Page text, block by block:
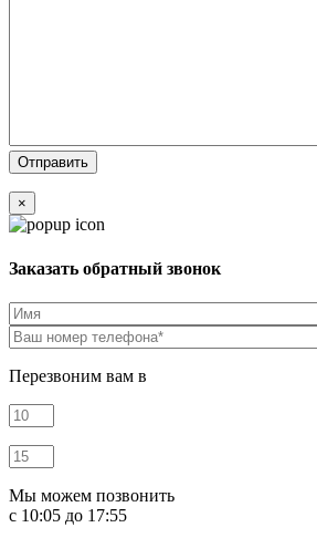
×
Заказать обратный звонок
Перезвоним вам в
Мы можем позвонить
c 10:05 до 17:55